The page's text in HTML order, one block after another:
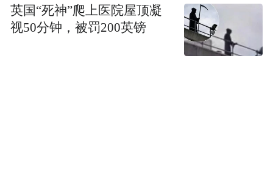
英国“死神”爬上医院屋顶凝
视50分钟，被罚200英镑